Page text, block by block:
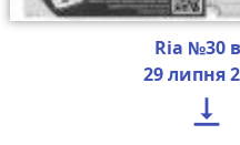
Ria №30
29 липня
